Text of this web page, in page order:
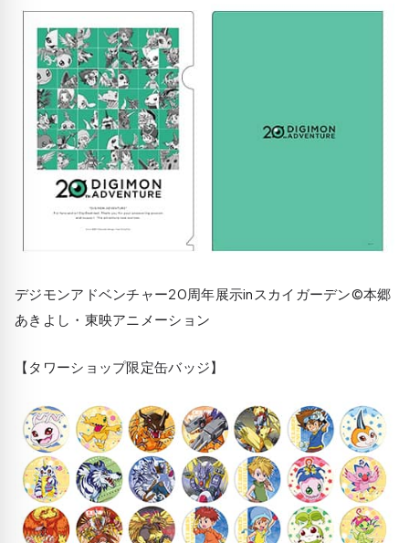
デジモンアドベンチャー20周年展示inスカイガーデン©本郷
あきよし・東映アニメーション
【タワーショップ限定缶バッジ】